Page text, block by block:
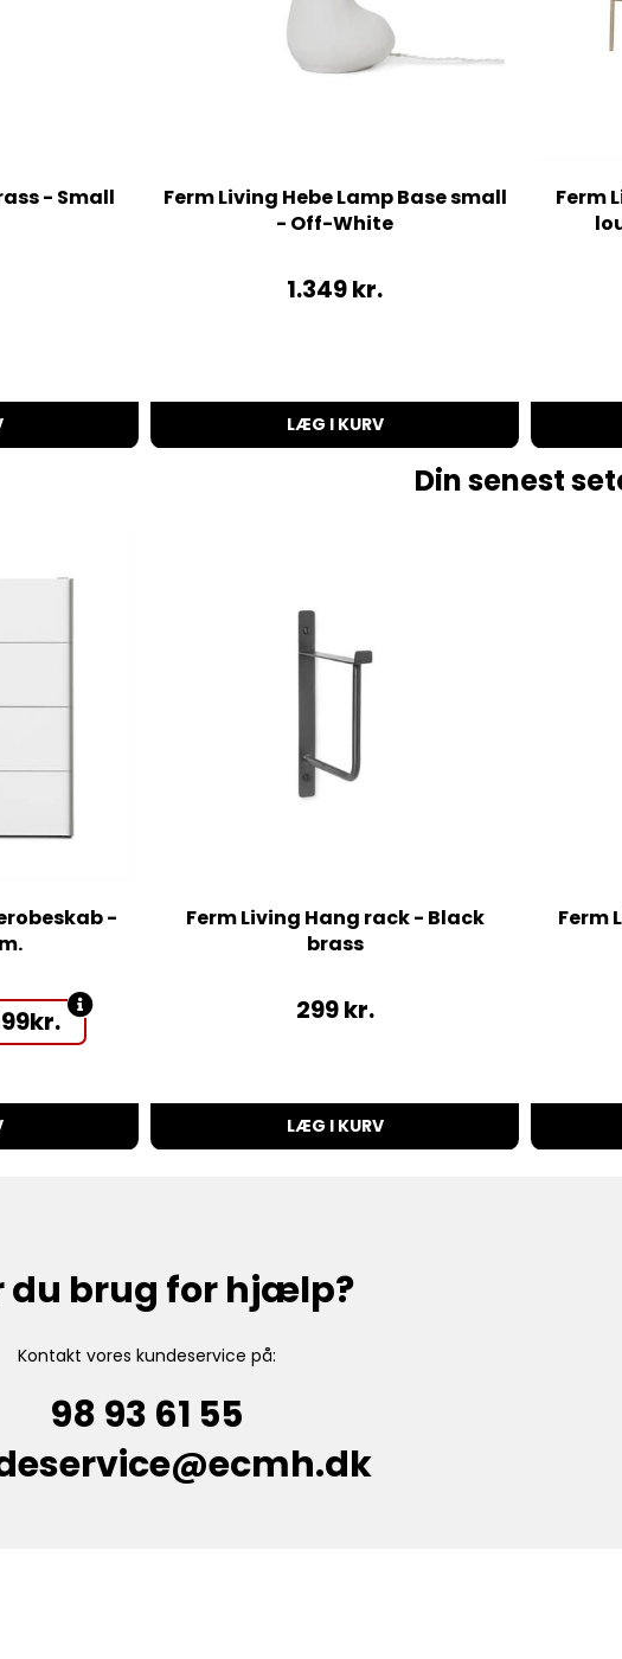
- Small
Ferm Living Hebe Lamp Base small
- Off-White
1.349kr.
LÆG I KURV
Ferm
Din senest
-
kr.
Ferm Living Hang rack - Black
brass
299kr.
LÆG I KURV
Ferm
du brug for hjælp?
Kontakt vores kundeservice på:
98 93 61 55